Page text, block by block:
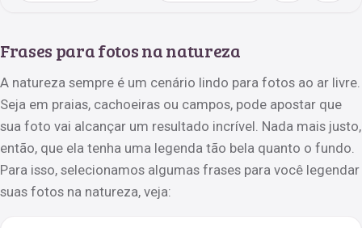
Frases para fotos na natureza
A natureza sempre é um cenário lindo para fotos ao ar livre.
Seja em praias, cachoeiras ou campos, pode apostar que
sua foto vai alcançar um resultado incrível. Nada mais justo,
então, que ela tenha uma legenda tão bela quanto o fundo.
Para isso, selecionamos algumas frases para você legendar
suas fotos na natureza, veja: